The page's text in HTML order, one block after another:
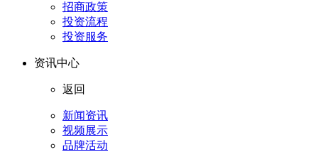
招商政策
投资流程
投资服务
资讯中心
返回
新闻资讯
视频展示
品牌活动